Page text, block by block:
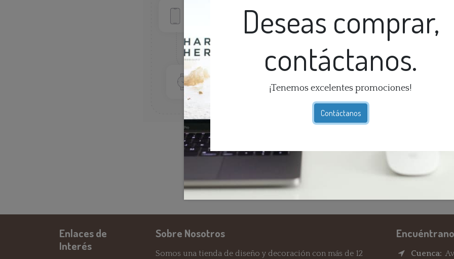
Deseas comprar,
contáctanos.
¡Tenemos excelentes promociones!
Contáctanos
Enlaces de
Interés
Sobre Nosotros
Somos una tienda de diseño y decoración con más de 12 Cuenca: